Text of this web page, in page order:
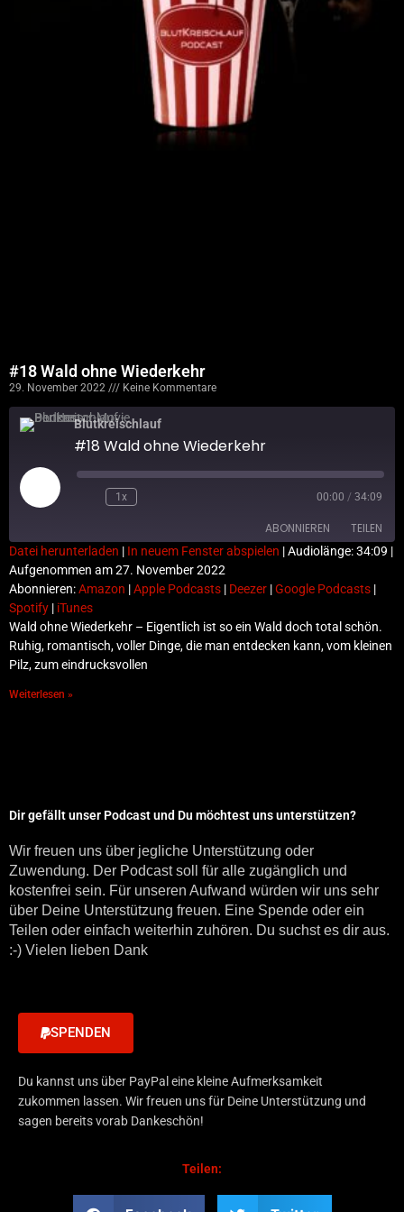
#18 Wald ohne Wiederkehr
29. November 2022 Keine Kommentare
Blutkreischlauf
#18 Wald ohne Wiederkehr
Play
Episode
1x 00:00 / 34:09
ABONNIEREN TEILEN
Deezer
Spotify iTunes
RSS FEED
TEILEN
LINK
EMBED
Datei herunterladen | In neuem Fenster abspielen |Audiolänge: 34:09 |
Aufgenommen am 27. November 2022
Abonnieren:Amazon |Apple Podcasts | Deezer |Google Podcasts |
Spotify | iTunes
Wald ohne Wiederkehr – Eigentlich ist so ein Wald doch total schön.
Ruhig, romantisch, voller Dinge, die man entdecken kann, vom kleinen
Pilz, zum eindrucksvollen
Weiterlesen »
Dir gefällt unser Podcast und Du möchtest uns unterstützen?
Wir freuen uns über jegliche Unterstützung oder
Zuwendung. Der Podcast soll für alle zugänglich und
kostenfrei sein. Für unseren Aufwand würden wir uns sehr
über Deine Unterstützung freuen. Eine Spende oder ein
Teilen oder einfach weiterhin zuhören. Du suchst es dir aus.
:-) Vielen lieben Dank
SPENDEN
Du kannst uns über PayPal eine kleine Aufmerksamkeit
zukommen lassen. Wir freuen uns für Deine Unterstützung und
sagen bereits vorab Dankeschön!
Teilen: